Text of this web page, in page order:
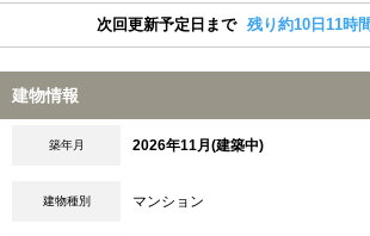
次回更新予定日まで 残り約10日11時
建物情報
築年月 2026年11月(建築中)
建物種別 マンション